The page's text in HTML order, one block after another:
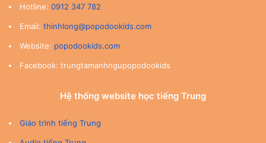
Hotline: 0912 347 782
Email: thinhlong@popodookids.com
Website: popodookids.com
Facebook: trungtamanhngupopodookids
Hệ thống website học tiếng Trung
Giáo trình tiếng Trung